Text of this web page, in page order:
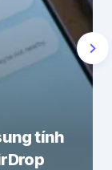
tính